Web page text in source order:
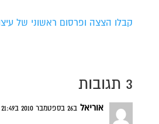
קבלו הצצה ופרסום ראשוני של
3 תגובות
אוריאל ב26 בספטמבר 2010 ב21:49